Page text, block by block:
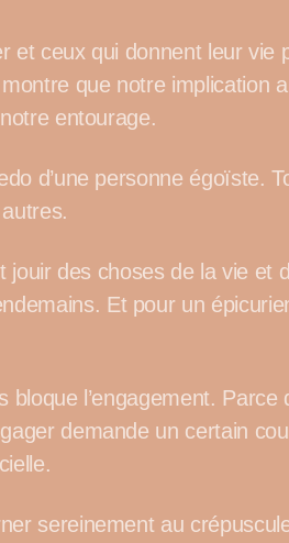
et ceux qui donnent leur vie
que notre implication
entourage.
d’une personne égoïste.
jouir des choses de la vie et
Et pour un
l’engagement. Parce
demande un certain
sereinement au